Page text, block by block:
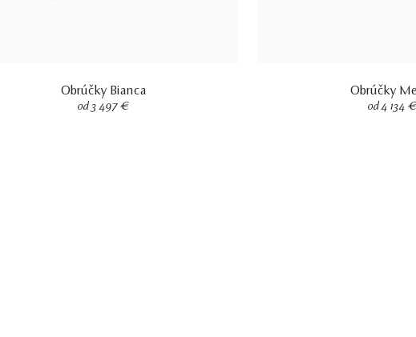
Obrúčky Bianca
od 3 497 €
Obrúčky
od 4 134 €